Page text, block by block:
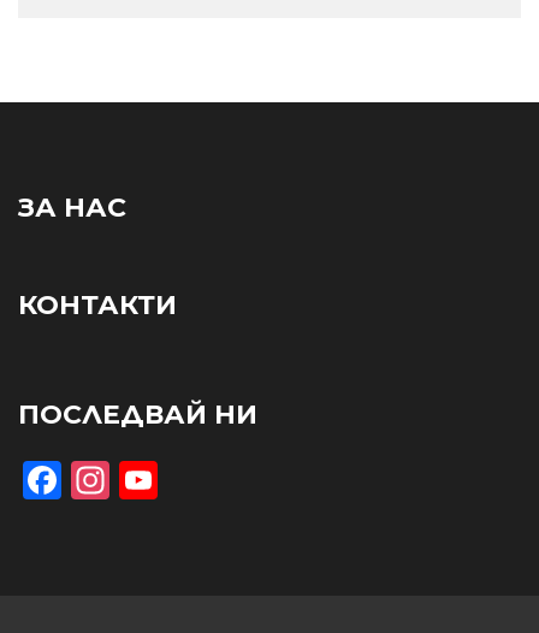
ЗА НАС
КОНТАКТИ
ПОСЛЕДВАЙ НИ
Facebook
Instagram